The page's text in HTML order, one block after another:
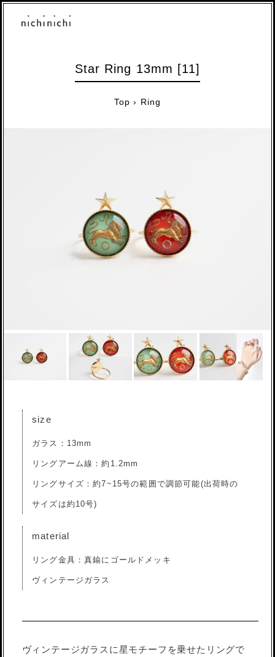
Star Ring 13mm [11]
Top › Ring
size
ガラス：13mm
リングアーム線：約1.2mm
リングサイズ：約7~15号の範囲で調節可能(出荷時の
サイズは約10号)
material
リング金具：真鍮にゴールドメッキ
ヴィンテージガラス
ヴィンテージガラスに星モチーフを乗せたリングで